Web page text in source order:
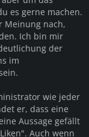
es gerne machen.
Meinung nach,
Ich bin mir
der
im
wie jeder
er, dass eine
Aussage gefällt
Auch wenn